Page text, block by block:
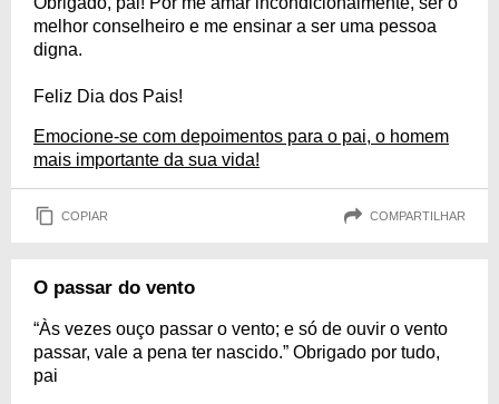
melhor conselheiro e me ensinar a ser uma pessoa
digna.
Feliz Dia dos Pais!
Emocione-se com depoimentos para o pai, o homem
mais importante da sua vida!
COPIAR COMPARTILHAR
O passar do vento
“Às vezes ouço passar o vento; e só de ouvir o vento
passar, vale a pena ter nascido.” Obrigado por tudo,
pai